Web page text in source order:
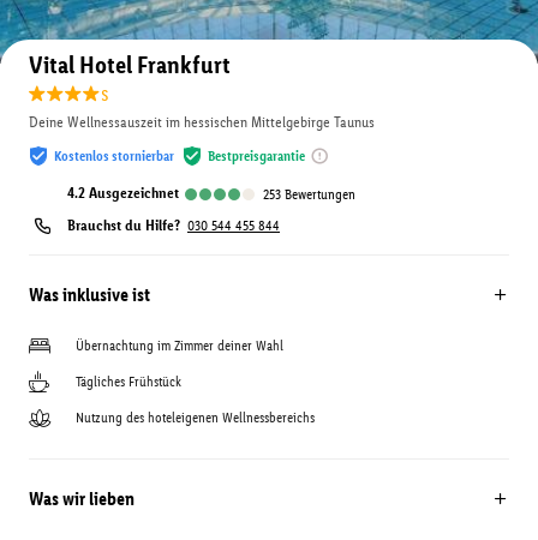
Auf der Karte anzeigen
Vital Hotel Frankfurt
s
Deine Wellnessauszeit im hessischen Mittelgebirge Taunus
Kostenlos stornierbar Bestpreisgarantie
4.2 ausgezeichnet 253 Bewertungen
Brauchst du Hilfe? 030 544 455 844
Was inklusive ist
Übernachtung im Zimmer deiner Wahl
Tägliches Frühstück
Nutzung des hoteleigenen Wellnessbereichs
Was wir lieben